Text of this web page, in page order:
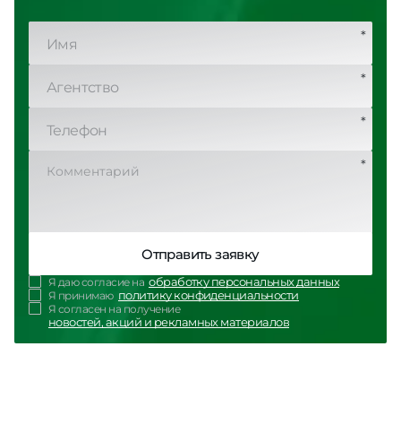
*
*
*
*
Отправить заявку
Я даю согласие наобработку персональных данных
Я принимаю политику конфиденциальности
Я согласен на получение
новостей, акций и рекламных материалов